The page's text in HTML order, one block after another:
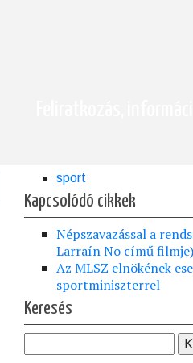
sport
Kapcsolódó cikkek
Népszavazással a
Larraín No című filmje)
Az MLSZ elnökének
sportminiszterrel
Keresés